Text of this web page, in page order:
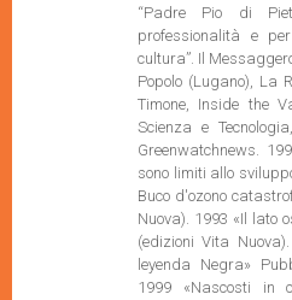
“Padre Pio di
professionalità e
cultura”. Il
Popolo (Lugano), La
Timone, Inside the
Scienza e
Greenwatchnews.
sono limiti allo
Buco d'ozono
Nuova). 1993 «Il lato
(edizioni Vita
leyenda Negra»
1999 «Nascosti in